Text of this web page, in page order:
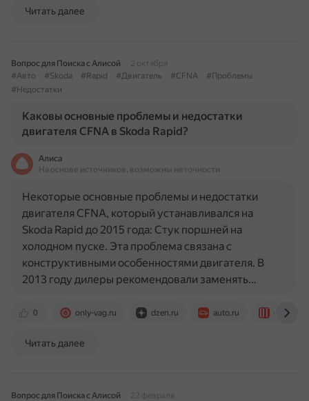
Читать далее
Вопрос для Поиска с Алисой
2 октября
#Авто
#Skoda #Rapid #Двигатель #CFNA
#Проблемы
#Недостатки
Каковы основные проблемы и недостатки
двигателя CFNA в Skoda Rapid?
Алиса
На основе источников, возможны неточности
0 only-vag.ru dzen.ru auto.ru otoba.ru
Некоторые основные проблемы и недостатки
двигателя CFNA, который устанавливался на
Skoda Rapid до 2015 года: Стук поршней на
холодном пуске. Эта проблема связана с
конструктивными особенностями двигателя. В
2013 году дилеры рекомендовали заменять…
Читать далее
Вопрос для Поиска с Алисой
22 февраля